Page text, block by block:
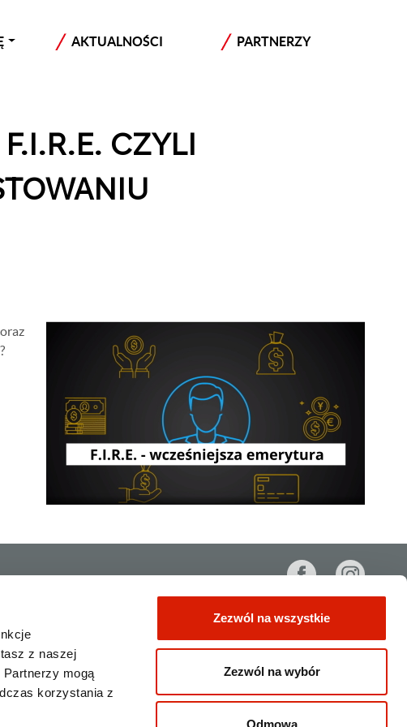
z naszej
mogą
korzystania z
Zezwól na wszystkie
Zezwól na wybór
Odmowa
AKTUALNOŚCI PARTNERZY
CZYLI
534.636.326,25 PLN.
owp@orlen.pl
© ORLEN S.A. 2019. Wszelkie prawa zastrzeżone